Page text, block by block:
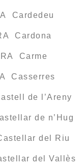
Cardedeu
Cardona
Carme
Casserres
de l’Areny
de n’Hug
del Riu
del Vallès